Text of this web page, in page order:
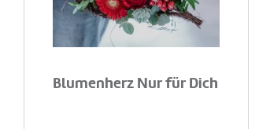
Blumenherz Nur für Dich